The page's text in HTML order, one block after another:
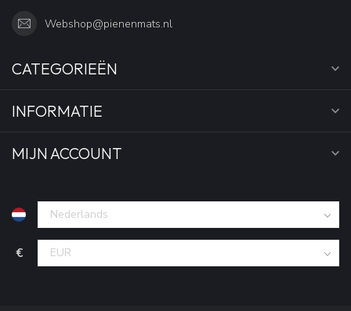
Webshop@pienenmats.nl
CATEGORIEËN
INFORMATIE
MIJN ACCOUNT
€